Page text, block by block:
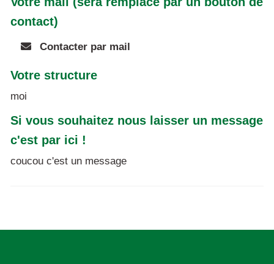
contact)
Contacter par mail
Votre structure
moi
Si vous souhaitez nous laisser un message
c'est par ici !
coucou c'est un message